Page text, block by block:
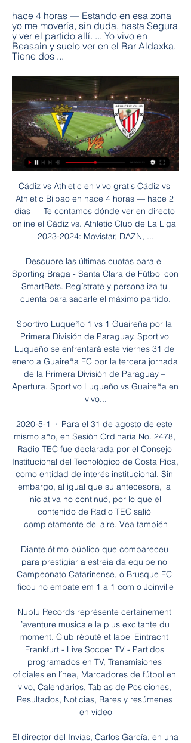
hace 4 horas — Estando en esa zona
yo me movería, sin duda, hasta Segura
y ver el partido allí. ... Yo vivo en
Beasain y suelo ver en el Bar Aldaxka.
Tiene dos ...
Cádiz vs Athletic en vivo gratis Cádiz vs Athletic Bilbao en hace 4 horas — hace 2 días — Te contamos dónde ver en directo online el Cádiz vs. Athletic Club de La Liga 2023-2024: Movistar, DAZN, ...

Descubre las últimas cuotas para el Sporting Braga - Santa Clara de Fútbol con SmartBets. Regístrate y personaliza tu cuenta para sacarle el máximo partido.

Sportivo Luqueño 1 vs 1 Guaireña por la Primera División de Paraguay. Sportivo Luqueño se enfrentará este viernes 31 de enero a Guaireña FC por la tercera jornada de la Primera División de Paraguay – Apertura. Sportivo Luqueño vs Guaireña en vivo...

2020-5-1 · Para el 31 de agosto de este mismo año, en Sesión Ordinaria No. 2478, Radio TEC fue declarada por el Consejo Institucional del Tecnológico de Costa Rica, como entidad de interés institucional. Sin embargo, al igual que su antecesora, la iniciativa no continuó, por lo que el contenido de Radio TEC salió completamente del aire. Vea también

Diante ótimo público que compareceu para prestigiar a estreia da equipe no Campeonato Catarinense, o Brusque FC ficou no empate em 1 a 1 com o Joinville

Nublu Records représente certainement l’aventure musicale la plus excitante du moment. Club réputé et label Eintracht Frankfurt - Live Soccer TV - Partidos programados en TV, Transmisiones oficiales en línea, Marcadores de fútbol en vivo, Calendarios, Tablas de Posiciones, Resultados, Noticias, Bares y resúmenes en vídeo

El director del Invías, Carlos García, en una visita de recorrido por del túnel de La Línea, reveló que la compañía brasileña Odebrecht estuvo interesada en participar en la terminación.

Destacaron: En Nacional: Hatila Passos 17 puntos 16 rebotes, Dominique Morrison 17 puntos 5 rebotes 5 asistencias, Santiago Moglia 15 puntos 3 rebotes.. En Olimpia: Brian Garcìa 21 puntos 4 rebotes, Jowhen Villegas 20 puntos 4 rebotes, Zygimantas Riauka 9 puntos 12 rebotes 4 asistencias, Abel Agarbado 17 puntos 5 rebotes 5 asistencias, Reque Newsome 20 pts 5 rebotes.

Ver el partido de Mallorca - Barcelona en directo gratis en Internet. Vive el fútbol de LaLiga Santander en directo desde Diario de Mallorca.

VER FUTBOL EN VIVO POR ESTA WEB ONLINE. UNIVERSIDAD DE CHILE VS PALESTINO TOTALMENTE GRATIS SABADO 23 DE ABRIL DE 2011 Entrada más reciente Entrada antigua Página principal "Proximos Juegos" Recomienda esto en Google Blog Archive 2012 (946) junio (5).

Obras Sanitarias Argentino Junin en directo: Consulta el resultado del partido Obras Sanitarias Argentino Junin en vivo y sigue el marcador en directo gracias …

Carta del presidente “El ejercicio ha estado protagonizado por la venta y transmisión del 100% del capital de OHL Concesiones S.A.U. a IFM Investor”

Se va Universidad de Chile e hicimos un intercambio". Además confirmó que hay un jugador que vuelve a vestir la tricota árabe. "El que viene a Palestino es Matías Campos López y otro está en revisión". El otro jugador que podría sumarse a Palestino es Rafael Caroca, que es del gusto del cuerpo técnico de …

Descubre a que hora juega Alebrijes vs Atlante en el proximo partido por México - Ascenso MX - Clausura 2020. Haz clic aquí para revisar el horario oficial del encuentro, canales de transmisión, goles, resultados en vivo, noticias, videos y más!

Cádiz vs. Athletic Bilbao en vivo: cómo verlo, horario y TV hace 56 minutos — Cádiz y Athletic Bilbao se enfrentarán por La Liga de España el domingo 28 de enero. El partido se jugará a las 17:00hs. Seguilo en vivo.

Donde ver Cádiz Athletic en zumarraga? hace 4 horas — Estando en esa zona yo me movería, sin duda, hasta Segura y ver el partido allí. Yo vivo en Beasain y suelo ver en el Bar Aldaxka. Tiene dos ...

A. Atlético - Santos Cienciano - Loreto C. Unidos - Coopsol Huaral - Grau Fecha 7 Liga 2 Fecha 6 Liga 2 Fecha 5 Liga 2 Fecha 4 Liga 2 Fecha 3 Liga 2 Fecha 2 Liga 2 Fecha 1 Liga 2 Segunda División 2018

Introducción. La música, en la historia de Puerto Rico, ha tenido un papel de gran significado como medio de expresión cultural. La actividad musical de cinco siglos refleja que los puertorriqueños han creado, desarrollado y fomentado una diversidad de géneros que abarcan desde la música folclórica, la música de conciertos y los nuevos géneros.

AMBATO - MATRIZ: Montalvo entre Cevallos y Juan Benigno Vela. PELILEO: 22 de Julio y Padre Chacón. HUACHI CHICO: Av. Circunvalación entre Río Coca y Cosanga.

Cádiz - Athletic, en directo | LaLiga EA Sports hoy en vivo hace 13 minutos — Será el estreno del argentino Mauricio Pellegrino en el banquillo amarillo, tras la destitución de Sergio González. Es un partido que, a priori, ...

La pagina del futbol argentino y el futbol mundial. El Club Atlético Central Córdoba, llamado simplemente Central Córdoba de Santiago del Estero, es un club deportivo de argentina fundado el 3 de junio de 1919.Su sede y su estadio se ubican en la Ciudad de Santiago del Estero. en …

Cruzeiro bate URT na estreia de Enderson Moreira e mantém chances de ir às semis Time celeste se aproveita da fragilidade do rival, que perdeu quase todos os titulares durante a pandemia, e.

La categoría Chico busca chico Medellín es el lugar adecuado para ponerte en contacto con hombres con los que entablar una relación estable, encontrar el amor o incluso el matrimonio. Escribe una descripción detallada hablando de tus gustos, tus hobbies y …

A efectos fiscales, la transmisión de la propiedad de una cuota en una comunidad de bienes origina el hecho imponible del gravamen de transmisiones patrimoniales onerosas, no siendo aplicable la exención prevista en el artículo 45.I.B).9, que afecta exclusivamente a la transmisión …

Toda la información del partido Bodø / Glimt II vs Stabaek 2 en vivo de Cuarta Noruega (25 Mayo 2020): Resumen, Estadísticas, Alineación y Resultados - Besoccer

Universidad de Chile vs Palestino: Horario y dónde ver el partido.. Una nueva oportunidad para alejarse de la zona de descenso tendrá este sábado la Universidad de Chile cuando reciba en el Estadio Nacional a Palestino.. EN VIVO T13 MÓVIL Canal de Noticias

Prediksi Skor Verona vs Torino | Prediksi Terbaik – Prediksi Verona vs Torino 25 Februari 2018. Prediksi Score Verona vs Torino. Bursa Taruhan Bola Verona HOME BONUS Agen Casino Bonus Rollingan Casino 0.8 % Agen Bola Bonus Cashback Sportsbook 10 %

En la mayoría de los casos, los clubes sancionados no entregaron a tiempo los certificados que acreditan el pago de remuneraciones y de previsión -curiosamente, la ley de SADP entregó la facultad de fiscalizar materias laborales y previsionales a la SVS-, no hicieron llegar memorias o …

Consulta los datos del partido Curicó Unido vs. U. La Calera en la competición Liga Chilena 2018 con comentarios en directo en AS.com (Narración)

Esta transmisión puede ser intervivos o mortiscausa, estableciendo el art. 109 del TR unos específicos requisitos en el caso de transmisión forzosa . Y sólo puede realizarse una vez inscrita la sociedad, pues según el art. 34 TR Hasta la inscripción de la sociedad o, en su caso, del acuerdo de aumento del capital en el Registro Mercantil no podrán transmitirse las participaciones sociales.

En vivo Cádiz vs Athletic Club minuto a minuto de la Liga 41. 5. Atlético de Madrid, 19, 38. Ver tabla completa · Ver más partidos. TWEETS SOBRE FUTBOLRED. Tweets by futbolred. NOTICIAS RELACIONADAS. 05:10 ...

Ante unos 1.500 asistentes de todo el país, Raimundo expuso detalles de la obra del Centro Comercial a Cielo Abierto que la Municipalidad desarrolla con recursos propios sobre la avenida San Martín entre Entre Ríos y San Juan.

Gigantes se recuperó en el cierre y puso las cosas 23-24 pero un ataque de contra de Giachetta cerró el set en 23-25. En el tercero Gigantes del Sur salió con gran ímpetu y rápidamente se alejó en el marcador por 8-2 y luego por 16-10. En el punto 20 los locales se relajaron y Olímpico se acercó 21-17.

Ve los perfiles de profesionales con el nombre de «Carlos Arvizu» en LinkedIn. Hay 100+ profesionales con el nombre de «Carlos Arvizu» que usan LinkedIn para …

Universidad de Costa Rica Facultad de Letras Escuela de Filosofía Ciudad Universitaria Rodrigo Facio San Pedro de Montes de Oca Apartado 2060 San José, Costa Rica…

Atlante fue la mejor ofensiva del Apertura 2018, pero solo le bastó una mejor posición en la Tabla General para meterse a las Semifinales del Ascenso MX, luego de empatar sin goles con Alebrijes de Oaxaca en Cancún. El global terminó igualado a un gol, los azulgranas avanzaron de ronda al terminar mejor colocados, pues fueron el tercer lugar de la competencia en un torneo que se eliminó.

la-ciudad,la ciudad de la plata,noticias de la plata,edicion-impresa. Estimado lector, muchas gracias por su interés en nuestras notas. Hemos incorporado el registro con el objetivo de mejorar la.

Cádiz CF: marcadores en directo, resultados y partidos La página del Cádiz CF en Flashscore.es ofrece marcadores en directo, resultados, clasificaciones y detalles de los partidos (goleadores, tarjetas, etc.).

Bolívar, que le había ganado a UPCN en el duelo de clubes argentinos, se impuso con parciales de 18-25, 25-19, 25-19 y 25-22. El central Pablo Crer, con 13, y el opuesto australiano Thomas Edgar, con 11, fueron los máximos anotadores en el equipo dirigido por Javier Weber.

Información: El resultado Estudiantes Tecos B vs. Coras de Nayarit de Fútbol de México se muestra en tiempo real. Si la transmisión en vivo y en directo no se encuentra disponible, el resultado será actualizado apenas finalice el partido. El horario Estudiantes Tecos B vs. Coras de Nayarit …

Fútbol mexicano, liga mx, TV mexico, Television en Vivo, Liga mx, Morelia, Pachuca, America, leon, santos laguna. tigres, lobos, toluca queretano, chivas de.

Sigue el partido en vivo gratis de Universidad de Chile vs. Unión La Calera desde las 17:00 (Chile) valido por el Torneo Apertura 2014-2015. Desde las 17 horas del sábado, Universidad de Chile enfrentará en el Estadio Nacional a Unión La Calera, en el que será el úl